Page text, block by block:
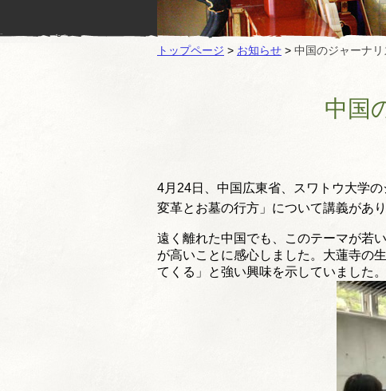
トップページ > お知らせ > 中国のジャーナ
中国
4月24日、中国広東省、 スワトウ大学
変革とお墓の行方」 について講義があり
遠く離れた中国でも、 このテーマが若
が高いことに感心しました。大蓮寺の
てくる」
と強い興味を示していました。